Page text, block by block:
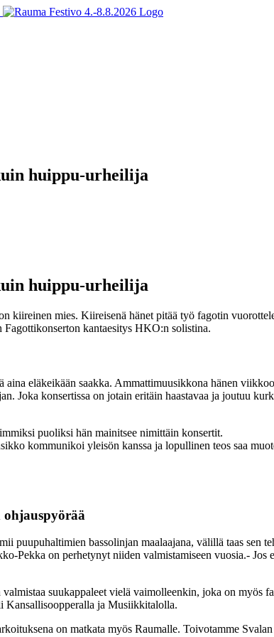
huippu-urheilija
huippu-urheilija
kiireinen mies. Kiireisenä hänet pitää työ fagotin
Fagottikonserton kantaesitys HKO:n solistina.
eläkeikään saakka. Ammattimuusikkona hänen
Joka konsertissa on jotain eritäin haastavaa ja joutuu
puoliksi hän mainitsee nimittäin konsertit.
kommunikoi yleisön kanssa ja lopullinen teos saa
puupuhaltimien bassolinjan maalaajana, välillä taas sen
Pekka on perhetynyt niiden valmistamiseen vuosia.-
suukappaleet vielä vaimolleenkin, joka on myös
Kansallisoopperalla ja Musiikkitalolla.
on matkata myös Raumalle. Toivotamme